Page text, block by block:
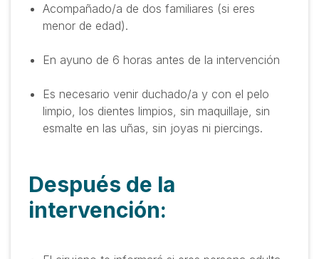
Acompañado/a de dos familiares (si eres
menor de edad).
En ayuno de 6 horas antes de la intervención
Es necesario venir duchado/a y con el pelo
limpio, los dientes limpios, sin maquillaje, sin
esmalte en las uñas, sin joyas ni piercings.
Después de la
intervención: